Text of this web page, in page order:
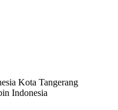
Kota Tangerang
Indonesia